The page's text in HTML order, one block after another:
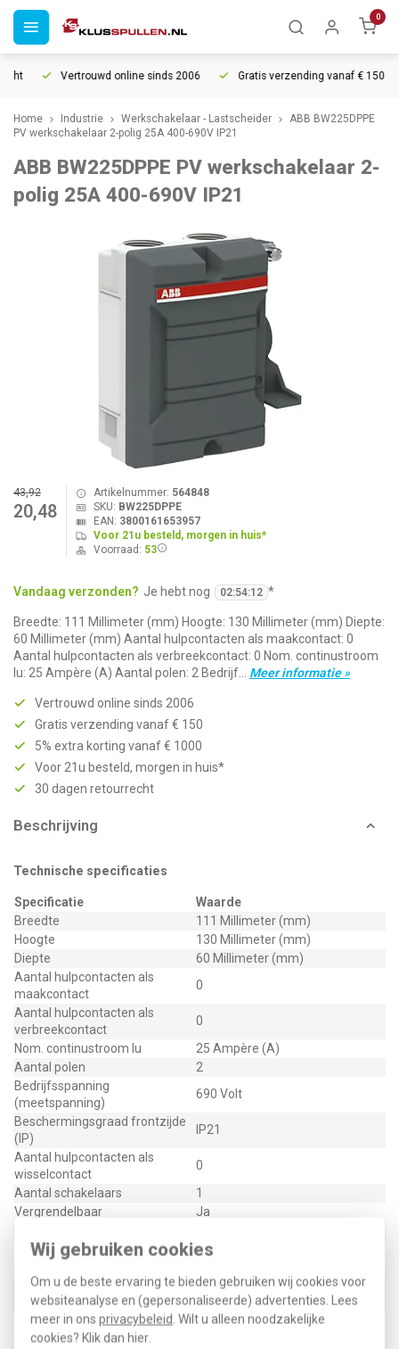
Wij gebruiken cookies
Om u de beste ervaring te bieden gebruiken wij cookies voor
websiteanalyse en (gepersonaliseerde) advertenties. Lees
meer in ons privacybeleid . Wilt u alleen noodzakelijke
cookies? Klik dan hier
0
Vertrouwd online sinds 2006 Gratis verzending vanaf € 150
Home Industrie Werkschakelaar - Lastscheider
ABB BW225DPPE
PV werkschakelaar 2-polig 25A 400-690V IP21
ABB BW225DPPE PV werkschakelaar 2-
polig 25A 400-690V IP21
43,92
20,48
Artikelnummer: 564848
SKU: BW225DPPE
EAN: 3800161653957
Voor 21u besteld, morgen in huis*
Voorraad: 53
Vandaag verzonden? Je hebt nog 02:54:12 *
Breedte: 111 Millimeter (mm) Hoogte: 130 Millimeter (mm) Diepte:
60 Millimeter (mm) Aantal hulpcontacten als maakcontact: 0
Aantal hulpcontacten als verbreekcontact: 0 Nom. continustroom
Iu: 25 Ampère (A) Aantal polen: 2 Bedrijf... Meer informatie »
Vertrouwd online sinds 2006
Gratis verzending vanaf € 150
5% extra korting vanaf € 1000
Voor 21u besteld, morgen in huis*
30 dagen retourrecht
Beschrijving
Technische specificaties
Specificatie
Waarde
Breedte
111 Millimeter (mm)
Hoogte
130 Millimeter (mm)
Diepte
60 Millimeter (mm)
Aantal hulpcontacten als
maakcontact
0
Aantal hulpcontacten als
verbreekcontact
0
Nom. continustroom Iu
25 Ampère (A)
Aantal polen
2
Bedrijfsspanning
(meetspanning)
690 Volt
Beschermingsgraad frontzijde
(IP)
IP21
Aantal hulpcontacten als
wisselcontact
0
Aantal schakelaars
1
Vergrendelbaar
Ja
Aansluitwijze
Schroefaansluiting
Uitvoering als
noodstopinrichting
Nee
Uitvoering van het
bedieningselement
Tuimelaar